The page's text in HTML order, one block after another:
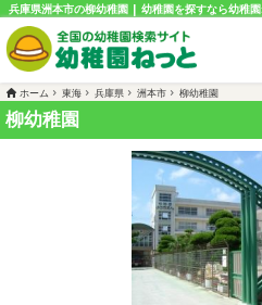
兵庫県洲本市の柳幼稚園 | 幼稚園を探すなら幼稚園
ホーム 東海 兵庫県 洲本市 柳幼稚園
柳幼稚園